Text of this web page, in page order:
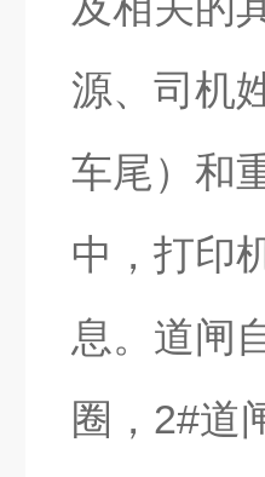
源、司机
车尾）和
中，打印
息。道闸
圈，2#道